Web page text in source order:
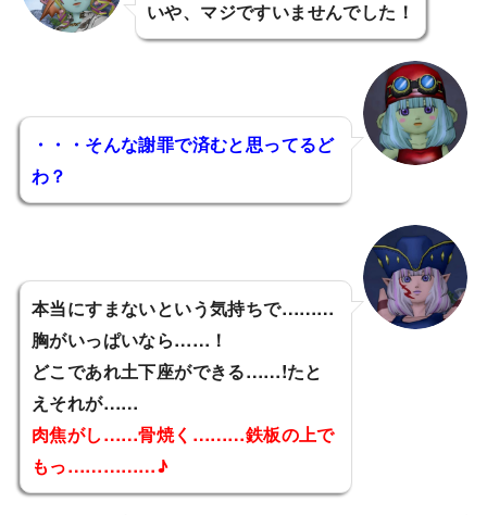
いや、マジですいませんでした！
・・・そんな謝罪で済むと思ってるど
わ？
本当にすまないという気持ちで………
胸がいっぱいなら……！
どこであれ土下座ができる……!たと
えそれが……
肉焦がし……骨焼く………鉄板の上で
もっ……………♪